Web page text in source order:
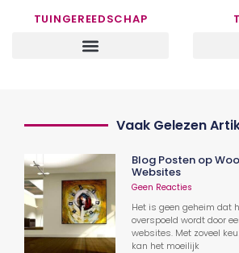
TUINGEREEDSCHAP
Vaak Gelezen
Blog Posten op
Websites
Geen Reacties
Het is geen geheim dat
overspoeld wordt door
websites. Met zoveel
kan het moeilijk